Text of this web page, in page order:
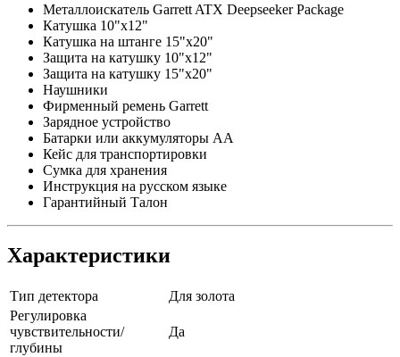
Металлоискатель Garrett ATX Deepseeker Package
Катушка 10"x12"
Катушка на штанге 15"x20"
Защита на катушку 10"x12"
Защита на катушку 15"x20"
Наушники
Фирменный ремень Garrett
Зарядное устройство
Батарки или аккумуляторы АА
Кейс для транспортировки
Сумка для хранения
Инструкция на русском языке
Гарантийный Талон
Характеристики
Тип детектора
Для золота
Регулировка
чувствительности/
глубины
Да